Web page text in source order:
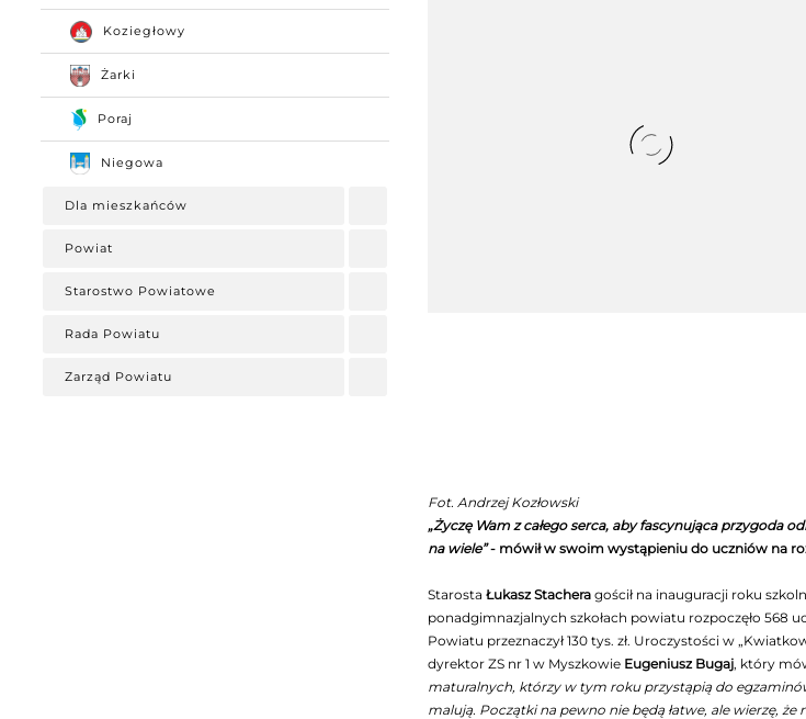
Koziegłowy
Żarki
Poraj
Niegowa
Dla mieszkańców
Powiat
Starostwo Powiatowe
Rada Powiatu
Zarząd Powiatu
Fot. Andrzej Kozłowski
„Życzę Wam z całego serca, aby fascynująca przygoda
na wiele”- mówił w swoim wystąpieniu do uczniów na
Starosta Łukasz Stacheragościł na inauguracji roku
ponadgimnazjalnych szkołach powiatu rozpoczęło 568
Powiatu przeznaczył 130 tys. zł. Uroczystości w
dyrektor ZS nr 1 w Myszkowie Eugeniusz Bugaj, który
maturalnych, którzy w tym roku przystąpią do
malują. Początki na pewno nie będą łatwe, ale wierzę, że